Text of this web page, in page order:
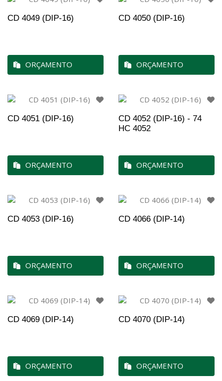
CD 4049 (DIP-16)
ORÇAMENTO
CD 4050 (DIP-16)
ORÇAMENTO
CD 4051 (DIP-16)
ORÇAMENTO
CD 4052 (DIP-16) - 74
HC 4052
ORÇAMENTO
CD 4053 (DIP-16)
ORÇAMENTO
CD 4066 (DIP-14)
ORÇAMENTO
CD 4069 (DIP-14)
ORÇAMENTO
CD 4070 (DIP-14)
ORÇAMENTO